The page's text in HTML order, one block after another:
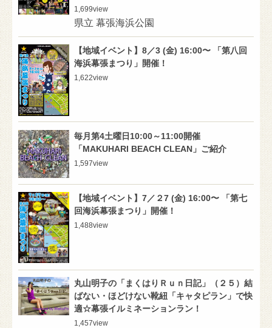
1,699view
県立 幕張海浜公園
【地域イベント】8／3 (金) 16:00〜 「第八回
海浜幕張まつり」開催！
1,622view
毎月第4土曜日10:00～11:00開催
「MAKUHARI BEACH CLEAN」ご紹介
1,597view
【地域イベント】7／２7 (金) 16:00〜 「第七
回海浜幕張まつり」開催！
1,488view
丸山明子の「まくはりＲｕｎ日記」（２５）結
ばない・ほどけない靴紐「キャタピラン」で快
適☆幕張イルミネーションラン！
1,457view